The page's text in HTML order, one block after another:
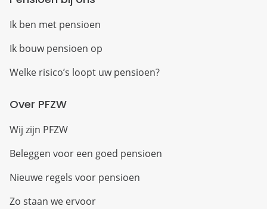
Ik ben met pensioen
Ik bouw pensioen op
Welke risico’s loopt uw pensioen?
Over PFZW
Wij zijn PFZW
Beleggen voor een goed pensioen
Nieuwe regels voor pensioen
Zo staan we ervoor